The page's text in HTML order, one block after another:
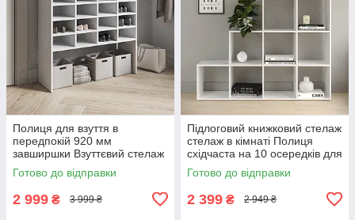
Полиця для взуття в
передпокій 920 мм
завширшки Взуттєвий стелаж
на 20 осередків із
Ламінованого ДСП
Готово до відправки
2 999 ₴ 3 999 ₴
Підлоговий книжковий стелаж
стелаж в кімнаті Полиця
східчаста на 10 осередків для
книг і квітів з ДСП
Готово до відправки
2 399 ₴ 2 949 ₴